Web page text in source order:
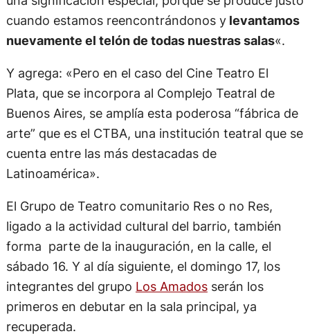
cuando estamos reencontrándonos ylevantamos
nuevamente el telón de todas nuestras salas«.
Y agrega: «Pero en el caso del Cine Teatro El
Plata, que se incorpora al Complejo Teatral de
Buenos Aires, se amplía esta poderosa “fábrica de
arte” que es el CTBA, una institución teatral que se
cuenta entre las más destacadas de
Latinoamérica».
El Grupo de Teatro comunitario Res o no Res,
ligado a la actividad cultural del barrio, también
forma parte de la inauguración, en la calle, el
sábado 16. Y al día siguiente, el domingo 17, los
integrantes del grupo Los Amadosserán los
primeros en debutar en la sala principal, ya
recuperada.